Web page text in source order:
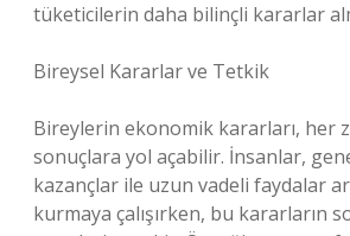
tüketicilerin daha bilinçli kararlar
Bireysel Kararlar ve Tetkik
Bireylerin ekonomik kararları, her
sonuçlara yol açabilir. İnsanlar,
kazançlar ile uzun vadeli faydalar
kurmaya çalışırken, bu kararların